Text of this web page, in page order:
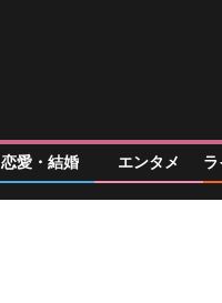
恋愛・結婚 エンタメ